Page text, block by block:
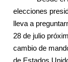
elecciones
lleva a
28 de julio
cambio de
de Estados